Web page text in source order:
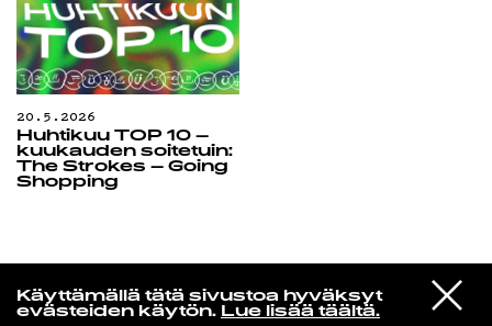
Käyttämällä tätä sivustoa hyväksyt
evästeiden käytön. Lue lisää täältä.
VIESTI
STUDIOON
Magyar
Kuin Lintuja Sataisi Puihin
20.5.2026
Huhtikuu TOP 10 –
kuukauden soitetuin:
The Strokes – Going
Shopping